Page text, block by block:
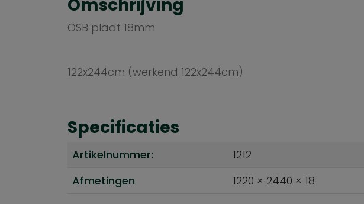
Omschrijving
OSB plaat 18mm
122x244cm (werkend 122x244cm)
Specificaties
Artikelnummer:
1212
Afmetingen
1220 × 2440 × 18